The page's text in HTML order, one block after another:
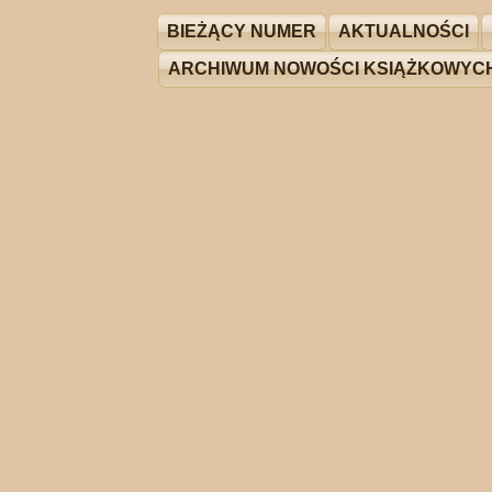
BIEŻĄCY NUMER AKTUALNOŚCI
ARCHIWUM NOWOŚCI